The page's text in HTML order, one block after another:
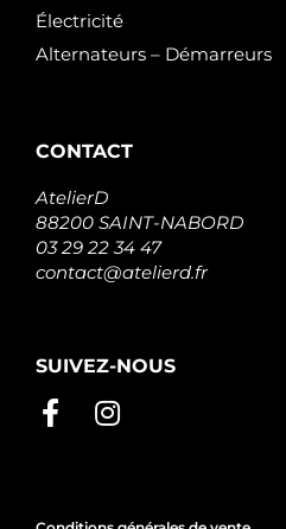
Électricité
Alternateurs – Démarreurs
CONTACT
AtelierD
88200 SAINT-NABORD
03 29 22 34 47
contact@atelierd.fr
SUIVEZ-NOUS